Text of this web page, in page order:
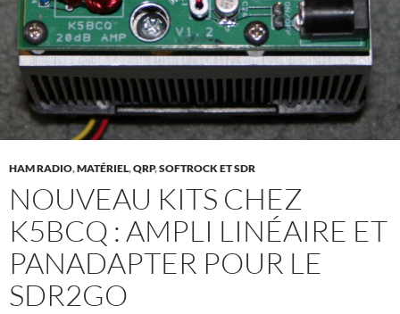
HAM RADIO,MATÉRIEL,QRP,SOFTROCK ET SDR
NOUVEAU KITS CHEZ
K5BCQ : AMPLI LINÉAIRE ET
PANADAPTER POUR LE
SDR2GO